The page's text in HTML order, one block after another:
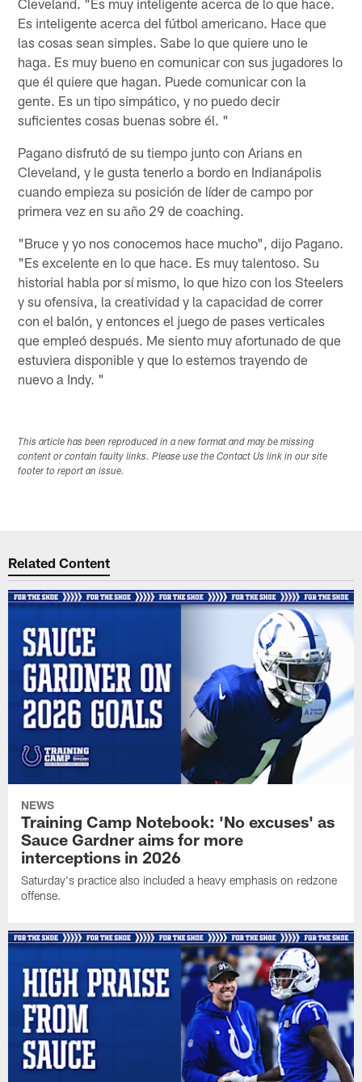
Es inteligente acerca del fútbol americano. Hace que
las cosas sean simples. Sabe lo que quiere uno le
haga. Es muy bueno en comunicar con sus jugadores lo
que él quiere que hagan. Puede comunicar con la
gente. Es un tipo simpático, y no puedo decir
suficientes cosas buenas sobre él. "
Pagano disfrutó de su tiempo junto con Arians en
Cleveland, y le gusta tenerlo a bordo en Indianápolis
cuando empieza su posición de líder de campo por
primera vez en su año 29 de coaching.
"Bruce y yo nos conocemos hace mucho", dijo Pagano.
"Es excelente en lo que hace. Es muy talentoso. Su
historial habla por sí mismo, lo que hizo con los Steelers
y su ofensiva, la creatividad y la capacidad de correr
con el balón, y entonces el juego de pases verticales
que empleó después. Me siento muy afortunado de que
estuviera disponible y que lo estemos trayendo de
nuevo a Indy. "
This article has been reproduced in a new format and may be missing
content or contain faulty links. Please use the Contact Us link in our site
footer to report an issue.
Related Content
NEWS
Training Camp Notebook: 'No excuses' as
Sauce Gardner aims for more
interceptions in 2026
Saturday's practice also included a heavy emphasis on redzone
offense.